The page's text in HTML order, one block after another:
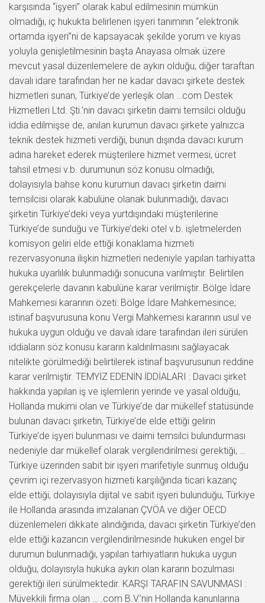
karşısında “işyeri” olarak kabul edilmesinin mümkün
olmadığı, iç hukukta belirlenen işyeri tanımının “elektronik
ortamda işyeri”ni de kapsayacak şekilde yorum ve kıyas
yoluyla genişletilmesinin başta Anayasa olmak üzere
mevcut yasal düzenlemelere de aykırı olduğu, diğer taraftan
davalı idare tarafından her ne kadar davacı şirkete destek
hizmetleri sunan, Türkiye’de yerleşik olan …com Destek
Hizmetleri Ltd. Şti.’nin davacı şirketin daimi temsilci olduğu
iddia edilmişse de, anılan kurumun davacı şirkete yalnızca
teknik destek hizmeti verdiği, bunun dışında davacı kurum
adına hareket ederek müşterilere hizmet vermesi, ücret
tahsil etmesi v.b. durumunun söz konusu olmadığı,
dolayısıyla bahse konu kurumun davacı şirketin daimi
temsilcisi olarak kabulüne olanak bulunmadığı, davacı
şirketin Türkiye’deki veya yurtdışındaki müşterilerine
Türkiye’de sunduğu ve Türkiye’deki otel v.b. işletmelerden
komisyon geliri elde ettiği konaklama hizmeti
rezervasyonuna ilişkin hizmetleri nedeniyle yapılan tarhiyatta
hukuka uyarlılık bulunmadığı sonucuna varılmıştır. Belirtilen
gerekçelerle davanın kabulüne karar verilmiştir. Bölge İdare
Mahkemesi kararının özeti: Bölge İdare Mahkemesince;
istinaf başvurusuna konu Vergi Mahkemesi kararının usul ve
hukuka uygun olduğu ve davalı idare tarafından ileri sürülen
iddiaların söz konusu kararın kaldırılmasını sağlayacak
nitelikte görülmediği belirtilerek istinaf başvurusunun reddine
karar verilmiştir. TEMYİZ EDENİN İDDİALARI : Davacı şirket
hakkında yapılan iş ve işlemlerin yerinde ve yasal olduğu,
Hollanda mukimi olan ve Türkiye’de dar mükellef statüsünde
bulunan davacı şirketin, Türkiye’de elde ettiği gelirin
Türkiye’de işyeri bulunması ve daimi temsilci bulundurması
nedeniyle dar mükellef olarak vergilendirilmesi gerektiği, …
Türkiye üzerinden sabit bir işyeri marifetiyle sunmuş olduğu
çevrim içi rezervasyon hizmeti karşılığında ticari kazanç
elde ettiği, dolayısıyla dijital ve sabit işyeri bulunduğu, Türkiye
ile Hollanda arasında imzalanan ÇVÖA ve diğer OECD
düzenlemeleri dikkate alındığında, davacı şirketin Türkiye’den
elde ettiği kazancın vergilendirilmesinde hukuken engel bir
durumun bulunmadığı, yapılan tarhiyatların hukuka uygun
olduğu, dolayısıyla hukuka aykırı olan kararın bozulması
gerektiği ileri sürülmektedir. KARŞI TARAFIN SAVUNMASI :
Müvekkili firma olan … .com B.V.’nin Hollanda kanunlarına